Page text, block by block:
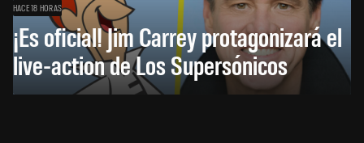
HACE 18 HORAS
¡Es oficial! Jim Carrey protagonizará el
live-action de Los Supersónicos